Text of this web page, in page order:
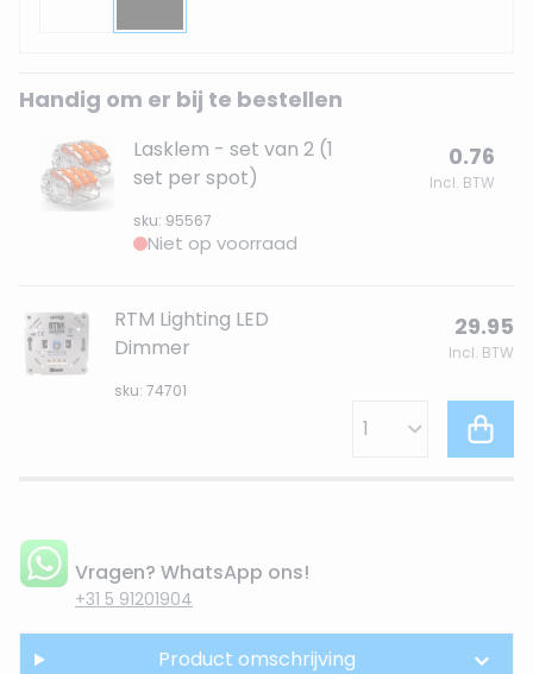
Handig om er bij te bestellen
Lasklem - set van 2 (1
set per spot)
sku: 95567
0.76
Incl. BTW
Niet op voorraad
RTM Lighting LED
Dimmer
sku: 74701
29.95
Incl. BTW
Vragen? WhatsApp ons!
+31 5 91201904
Product omschrijving